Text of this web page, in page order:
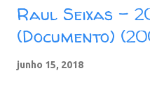
Raul Seixas -
(Documento)
junho 15, 2018